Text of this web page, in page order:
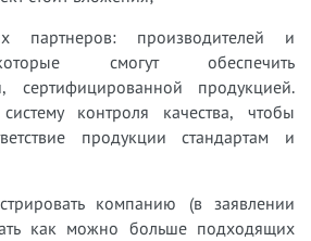
партнеров: производителей и
смогут обеспечить
сертифицированной продукцией.
контроля качества, чтобы
продукции стандартам и
компанию (в заявлении
как можно больше подходящих